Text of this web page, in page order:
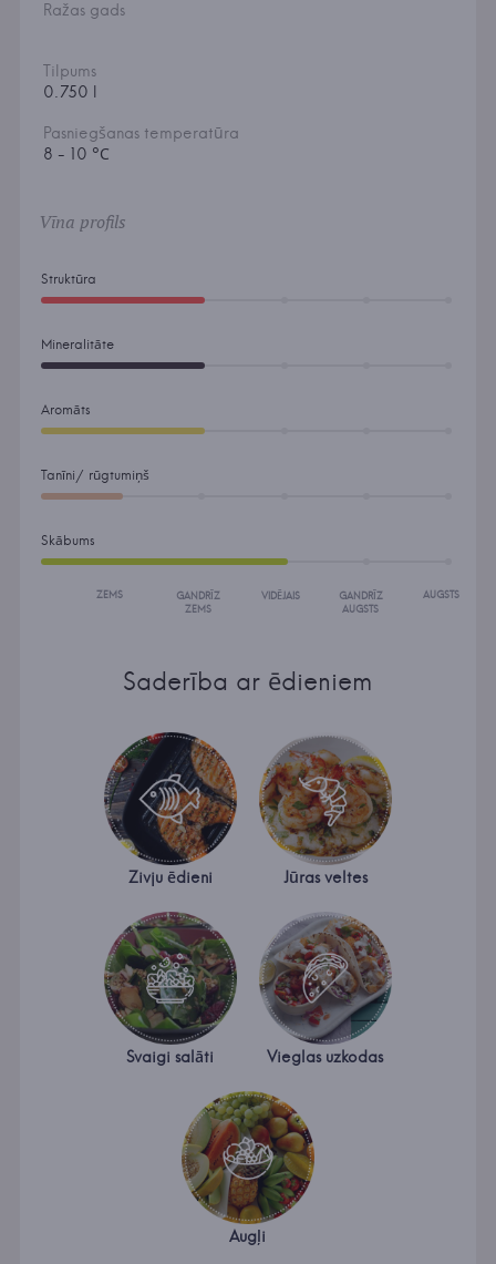
Ražas gads
Tilpums
0.750 l
Pasniegšanas temperatūra
8 - 10 °С
Vīna profils
Struktūra
Mineralitāte
Aromāts
Tanīni/ rūgtumiņš
Skābums
ZEMS
GANDRĪZ
ZEMS
VIDĒJAIS
GANDRĪZ
AUGSTS
AUGSTS
Saderība ar ēdieniem
Zivju ēdieni Jūras veltes
Svaigi salāti Vieglas uzkodas
Augļi